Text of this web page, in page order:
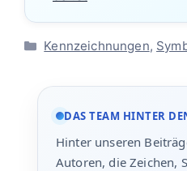
Kategorien
Kennzeichnungen,
DAS TEAM HINTER
Hinter unseren
Autoren, die Zeichen,